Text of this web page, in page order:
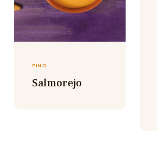
FINO
Salmorejo